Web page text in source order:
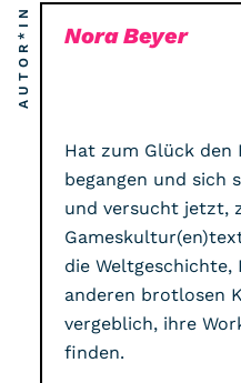
AUTOR*IN Nora Beyer
Hat zum Glück den
begangen und sich
und versucht jetzt,
die Weltgeschichte,
anderen brotlosen
vergeblich, ihre
finden.